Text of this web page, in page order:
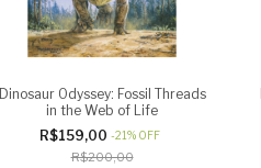
Dinosaur Odyssey: Fossil Threads
in the Web of Life
R$159,00 -21% OFF
R$200,00